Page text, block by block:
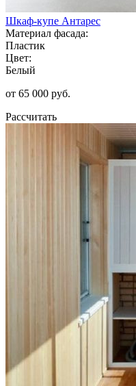
Шкаф-купе Антарес
Материал фасада:
Пластик
Цвет:
Белый
от 65 000 руб.
Рассчитать